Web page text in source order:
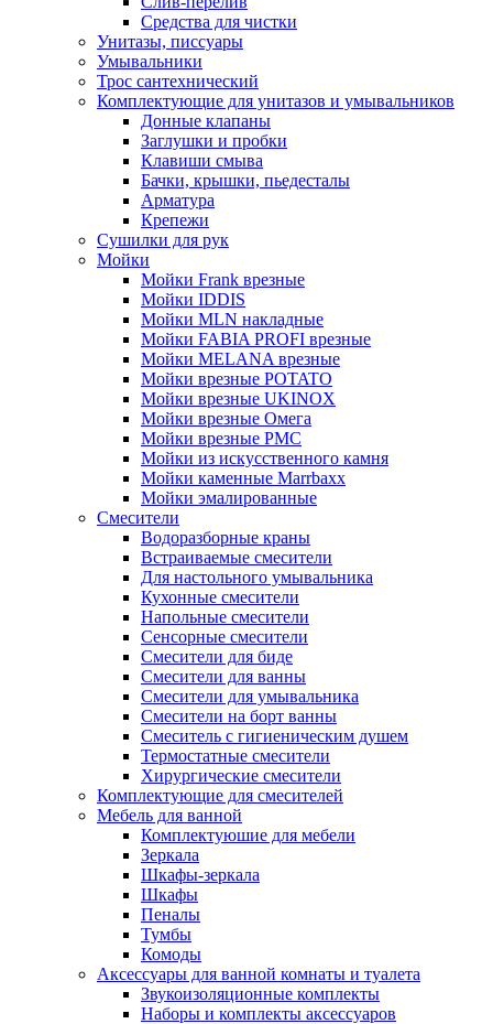
Средства для чистки
Унитазы, писсуары
Умывальники
Трос сантехнический
Комплектующие для унитазов и умывальников
Донные клапаны
Заглушки и пробки
Клавиши смыва
Бачки, крышки, пьедесталы
Арматура
Крепежи
Сушилки для рук
Мойки
Мойки Frank врезные
Мойки IDDIS
Мойки MLN накладные
Мойки FABIA PROFI врезные
Мойки MELANA врезные
Мойки врезные POTATO
Мойки врезные UKINOX
Мойки врезные Омега
Мойки врезные РМС
Мойки из искусственного камня
Мойки каменные Marrbaxx
Мойки эмалированные
Смесители
Водоразборные краны
Встраиваемые смесители
Для настольного умывальника
Кухонные смесители
Напольные смесители
Сенсорные смесители
Смесители для биде
Смесители для ванны
Смесители для умывальника
Смесители на борт ванны
Смеситель с гигиеническим душем
Термостатные смесители
Хирургические смесители
Комплектующие для смесителей
Мебель для ванной
Комплектуюшие для мебели
Зеркала
Шкафы-зеркала
Шкафы
Пеналы
Тумбы
Комоды
Аксессуары для ванной комнаты и туалета
Звукоизоляционные комплекты
Наборы и комплекты аксессуаров